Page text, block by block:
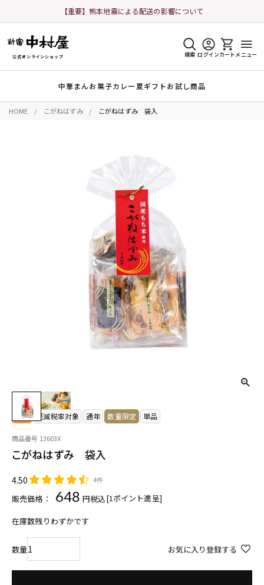
【重要】熊本地震による配送の影響について
公式オンラインショップ 検索 ログインカート メニュー
中華まんお菓子カレー夏ギフトお試し商品
HOME こがねはずみ こがねはずみ 袋入
常温 軽減税率対象 通年 数量限定 単品
商品番号 13603X
こがねはずみ 袋入
4.50 4件
販売価格： 648 税込[1ポイント進呈]
在庫数残りわずかです
お気に入り登録する